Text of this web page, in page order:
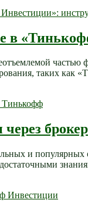
в
таких как
и популярных